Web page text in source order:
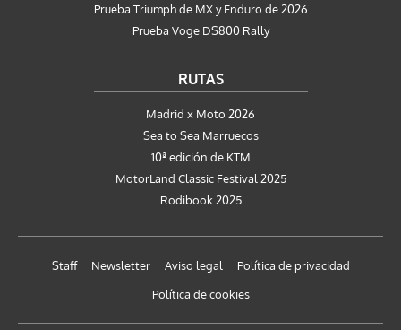
Prueba Triumph de MX y Enduro de 2026
Prueba Voge DS800 Rally
RUTAS
Madrid x Moto 2026
Sea to Sea Marruecos
10ª edición de KTM
MotorLand Classic Festival 2025
Rodibook 2025
Staff Newsletter Aviso legal
Política de privacidad
Política de cookies